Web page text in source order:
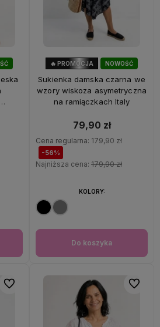
NOWOŚĆ
🔥 PROMOCJA
Sukienka damska czarna we
wzory wiskoza asymetryczna
na ramiączkach Italy
79,90 zł
Cena regularna: 179,90 zł
-56%
Najniższa cena: 179,90 zł
Do koszyka
KOLORY:
Do ulubionych Do